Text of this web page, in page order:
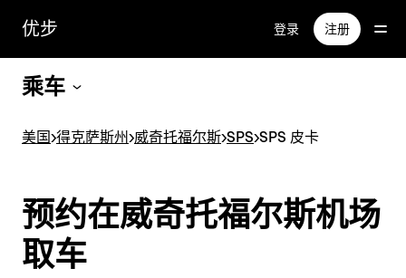
优步 登录 注册
乘车
美国>得克萨斯州>威奇托福尔斯>SPS>SPS 皮卡
预约在威奇托福尔斯机场
取车